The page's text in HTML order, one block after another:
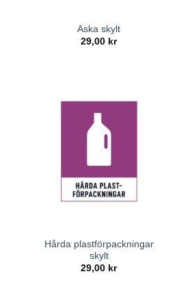
Aska skylt
29,00 kr
Hårda plastförpackningar
skylt
29,00 kr